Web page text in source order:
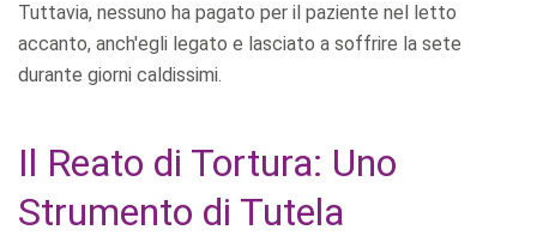
Tuttavia, nessuno ha pagato per il paziente nel letto
accanto, anch'egli legato e lasciato a soffrire la sete
durante giorni caldissimi.
Il Reato di Tortura: Uno
Strumento di Tutela